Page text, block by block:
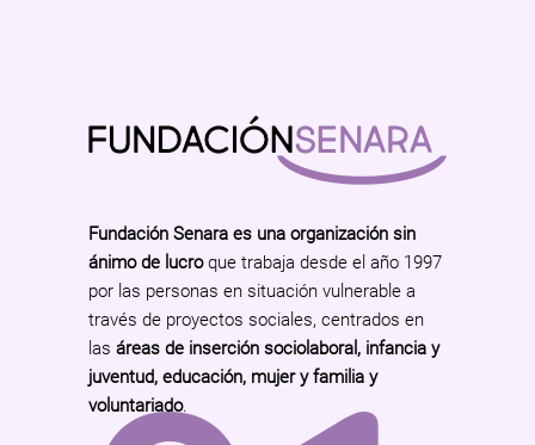
Fundación Senara es una organización sin
ánimo de lucroque trabaja desde el año 1997
por las personas en situación vulnerable a
través de proyectos sociales, centrados en
las áreas de inserción sociolaboral, infancia y
juventud, educación, mujer y familia y
voluntariado.